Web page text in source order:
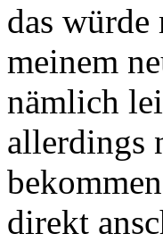
das
meinem
nämlich
allerdings
direkt